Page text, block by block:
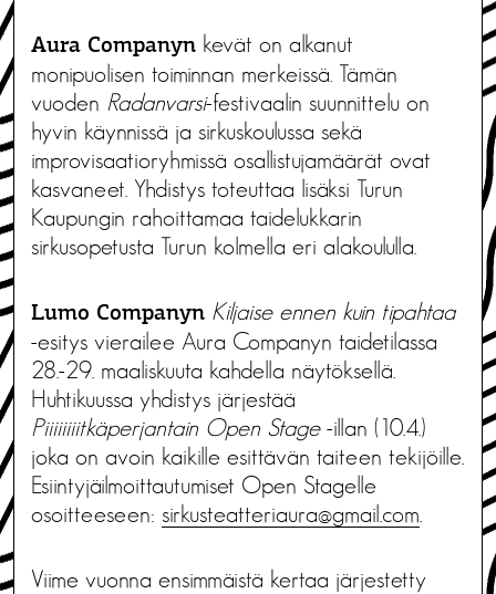
Aura Companyn kevät on alkanut
monipuolisen toiminnan merkeissä. Tämän
vuoden Radanvarsi-festivaalin suunnittelu on
hyvin käynnissä ja sirkuskoulussa sekä
improvisaatioryhmissä osallistujamäärät ovat
kasvaneet. Yhdistys toteuttaa lisäksi Turun
Kaupungin rahoittamaa taidelukkarin
sirkusopetusta Turun kolmella eri alakoululla.
Lumo Companyn Kiljaise ennen kuin tipahtaa
-esitys vierailee Aura Companyn taidetilassa
28.-29. maaliskuuta kahdella näytöksellä.
Huhtikuussa yhdistys järjestää
Piiiiiiiitkäperjantain Open Stage-illan (10.4.)
joka on avoin kaikille esittävän taiteen tekijöille.
Esiintyjäilmoittautumiset Open Stagelle
osoitteeseen: sirkusteatteriaura@gmail.com
Viime vuonna ensimmäistä kertaa järjestetty